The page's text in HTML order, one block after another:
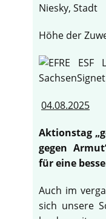
Niesky, Stadt
Höhe der
04.08.2025
Aktionstag
gegen
für eine
Auch im
sich unsere